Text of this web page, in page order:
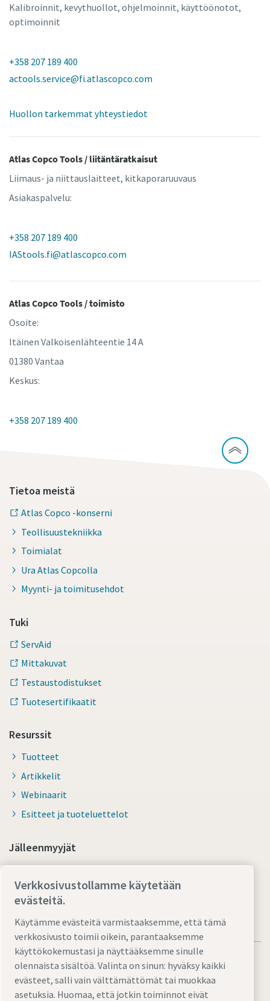
Kalibroinnit, kevythuollot, ohjelmoinnit, käyttöönotot,
optimoinnit
+358 207 189 400
actools.service@fi.atlascopco.com
Huollon tarkemmat yhteystiedot
Atlas Copco Tools / liitäntäratkaisut
Liimaus- ja niittauslaitteet, kitkaporaruuvaus
Asiakaspalvelu:
+358 207 189 400
IAStools.fi@atlascopco.com
Atlas Copco Tools / toimisto
Osoite:
Itäinen Valkoisenlähteentie 14 A
01380 Vantaa
Keskus:
+358 207 189 400
Tietoa meistä
Atlas Copco -konserni
Teollisuustekniikka
Toimialat
Ura Atlas Copcolla
Myynti- ja toimitusehdot
Tuki
ServAid
Mittakuvat
Testaustodistukset
Tuotesertifikaatit
Resurssit
Tuotteet
Artikkelit
Webinaarit
Esitteet ja tuoteluettelot
Jälleenmyyjät
Smart Portal -verkkokauppa
Verkkosivustollamme käytetään
evästeitä.
Käytämme evästeitä varmistaaksemme, että tämä
verkkosivusto toimii oikein, parantaaksemme
käyttökokemustasi ja näyttääksemme sinulle
olennaista sisältöä. Valinta on sinun: hyväksy kaikki
evästeet, salli vain välttämättömät tai muokkaa
asetuksia. Huomaa, että jotkin toiminnot eivät